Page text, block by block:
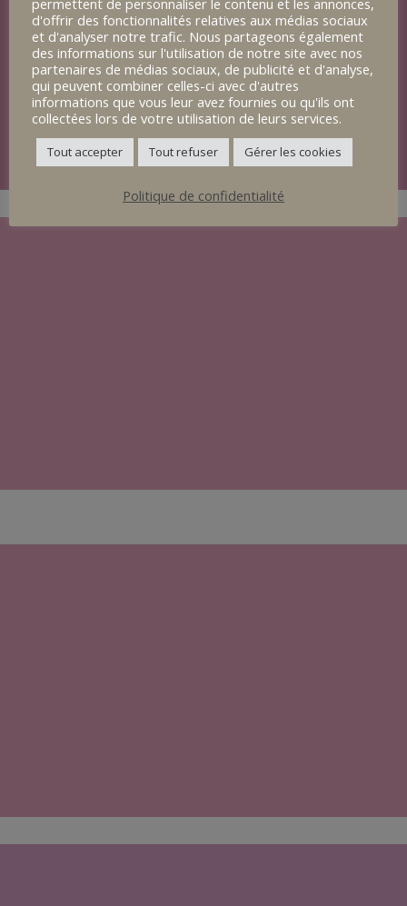
d'offrir des fonctionnalités relatives aux médias sociaux
et d'analyser notre trafic. Nous partageons également
des informations sur l'utilisation de notre site avec nos
partenaires de médias sociaux, de publicité et d'analyse,
qui peuvent combiner celles-ci avec d'autres
informations que vous leur avez fournies ou qu'ils ont
collectées lors de votre utilisation de leurs services.
Tout accepter Tout refuser Gérer les cookies
Politique de confidentialité